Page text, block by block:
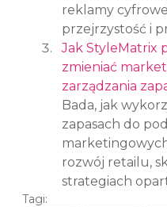
reklamy
przejrzystość i
Jak StyleMatrix
zmieniać
zarządzania
Bada, jak
zapasach do
rozwój retailu,
strategiach
Tagi: